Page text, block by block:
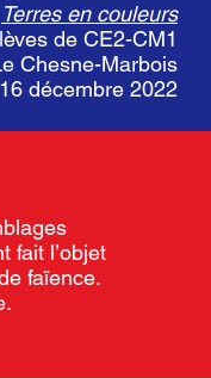
Terres en couleurs
de CE2-CM1
Chesne-Marbois
décembre 2022
fait l’objet
faïence.